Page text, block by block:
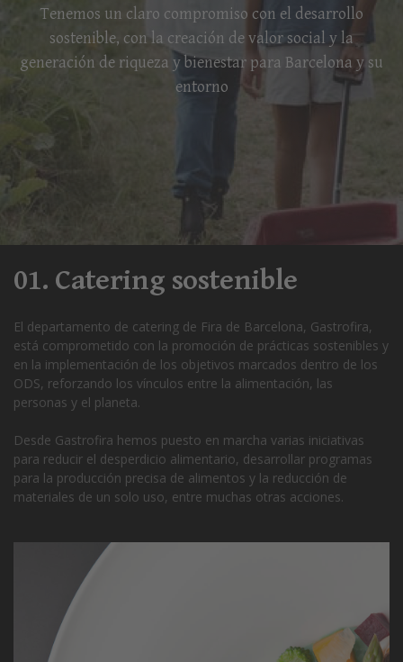
Tenemos un claro compromiso con el desarrollo
sostenible, con la creación de valor social y la
generación de riqueza y bienestar para Barcelona y su
entorno
01. Catering sostenible
El departamento de catering de Fira de Barcelona, Gastrofira,
está comprometido con la promoción de prácticas sostenibles y
en la implementación de los objetivos marcados dentro de los
ODS, reforzando los vínculos entre la alimentación, las
personas y el planeta.
Desde Gastrofira hemos puesto en marcha varias iniciativas
para reducir el desperdicio alimentario, desarrollar programas
para la producción precisa de alimentos y la reducción de
materiales de un solo uso, entre muchas otras acciones.